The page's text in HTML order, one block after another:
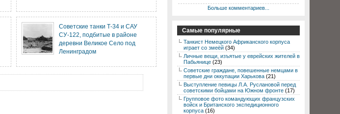
Советские танки Т-34 и САУ
СУ-122, подбитые в районе
деревни Великое Село под
Ленинградом
Больше комментариев...
Самые популярные
Танкист Немецкого Африканского корпуса
играет со змеёй (34)
Личные вещи, изъятые у еврейских жителей в
Пабьянице (23)
Советские граждане, повешенные немцами в
первые дни оккупации Харькова (21)
Выступление певицы Л.А. Руслановой перед
советскими бойцами на Южном фронте (17)
Групповое фото командующих французских
войск и Британского экспедиционного
корпуса (16)